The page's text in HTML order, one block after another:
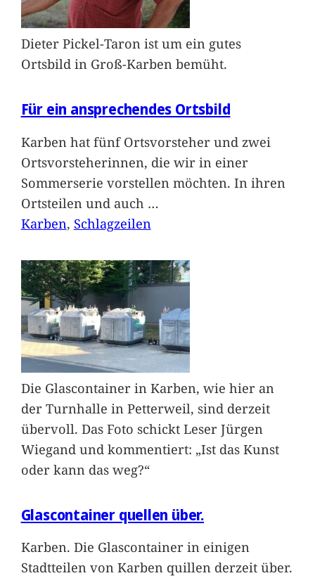
Dieter Pickel-Taron ist um ein gutes
Ortsbild in Groß-Karben bemüht.
Für ein ansprechendes Ortsbild
Karben hat fünf Ortsvorsteher und zwei
Ortsvorsteherinnen, die wir in einer
Sommerserie vorstellen möchten. In ihren
Ortsteilen und auch …
Karben, Schlagzeilen
Die Glascontainer in Karben, wie hier an
der Turnhalle in Petterweil, sind derzeit
übervoll. Das Foto schickt Leser Jürgen
Wiegand und kommentiert: „Ist das Kunst
oder kann das weg?“
Glascontainer quellen über.
Karben. Die Glascontainer in einigen
Stadtteilen von Karben quillen derzeit über.